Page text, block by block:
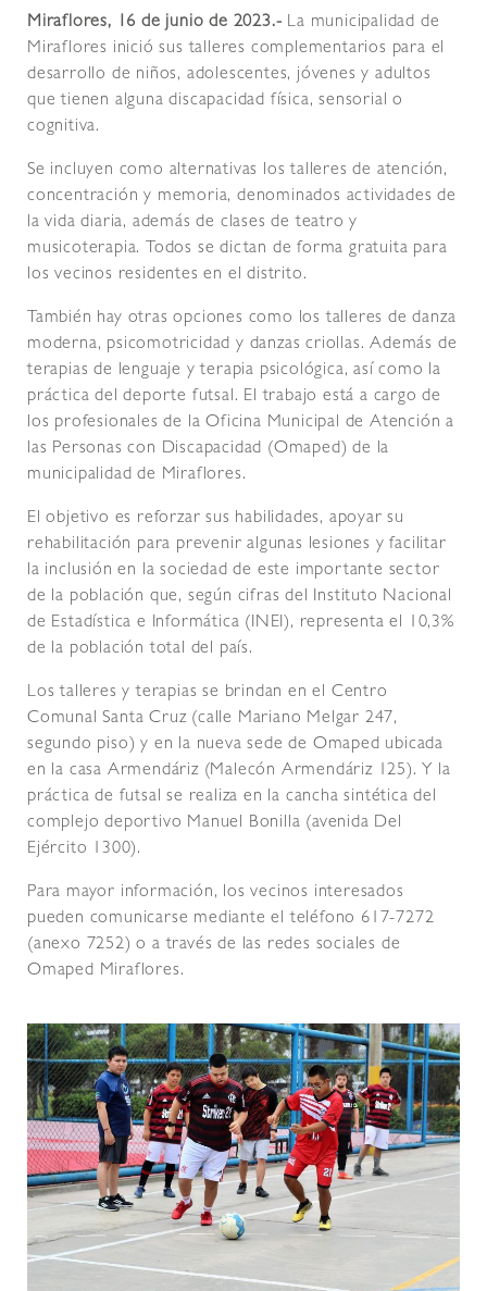
Miraflores, 16 de junio de 2023.- La municipalidad de
Miraflores inició sus talleres complementarios para el
desarrollo de niños, adolescentes, jóvenes y adultos
que tienen alguna discapacidad física, sensorial o
cognitiva.
Se incluyen como alternativas los talleres de atención,
concentración y memoria, denominados actividades de
la vida diaria, además de clases de teatro y
musicoterapia. Todos se dictan de forma gratuita para
los vecinos residentes en el distrito.
También hay otras opciones como los talleres de danza
moderna, psicomotricidad y danzas criollas. Además de
terapias de lenguaje y terapia psicológica, así como la
práctica del deporte futsal. El trabajo está a cargo de
los profesionales de la Oficina Municipal de Atención a
las Personas con Discapacidad (Omaped) de la
municipalidad de Miraflores.
El objetivo es reforzar sus habilidades, apoyar su
rehabilitación para prevenir algunas lesiones y facilitar
la inclusión en la sociedad de este importante sector
de la población que, según cifras del Instituto Nacional
de Estadística e Informática (INEI), representa el 10,3%
de la población total del país.
Los talleres y terapias se brindan en el Centro
Comunal Santa Cruz (calle Mariano Melgar 247,
segundo piso) y en la nueva sede de Omaped ubicada
en la casa Armendáriz (Malecón Armendáriz 125). Y la
práctica de futsal se realiza en la cancha sintética del
complejo deportivo Manuel Bonilla (avenida Del
Ejército 1300).
Para mayor información, los vecinos interesados
pueden comunicarse mediante el teléfono 617-7272
(anexo 7252) o a través de las redes sociales de
Omaped Miraflores.